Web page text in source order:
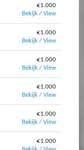
€1.000
Bekijk / View
€1.000
Bekijk / View
€1.000
Bekijk / View
€1.000
Bekijk / View
€1.000
Bekijk / View
€1.000